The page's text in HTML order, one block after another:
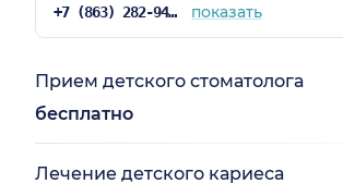
+7 (863) 282-94-28 показать
Прием детского стоматолога
бесплатно
Лечение детского кариеса